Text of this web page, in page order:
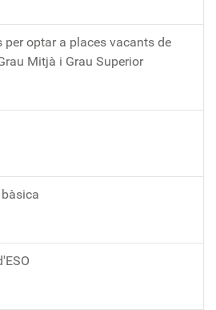
per optar a places vacants de
Mitjà i Grau Superior